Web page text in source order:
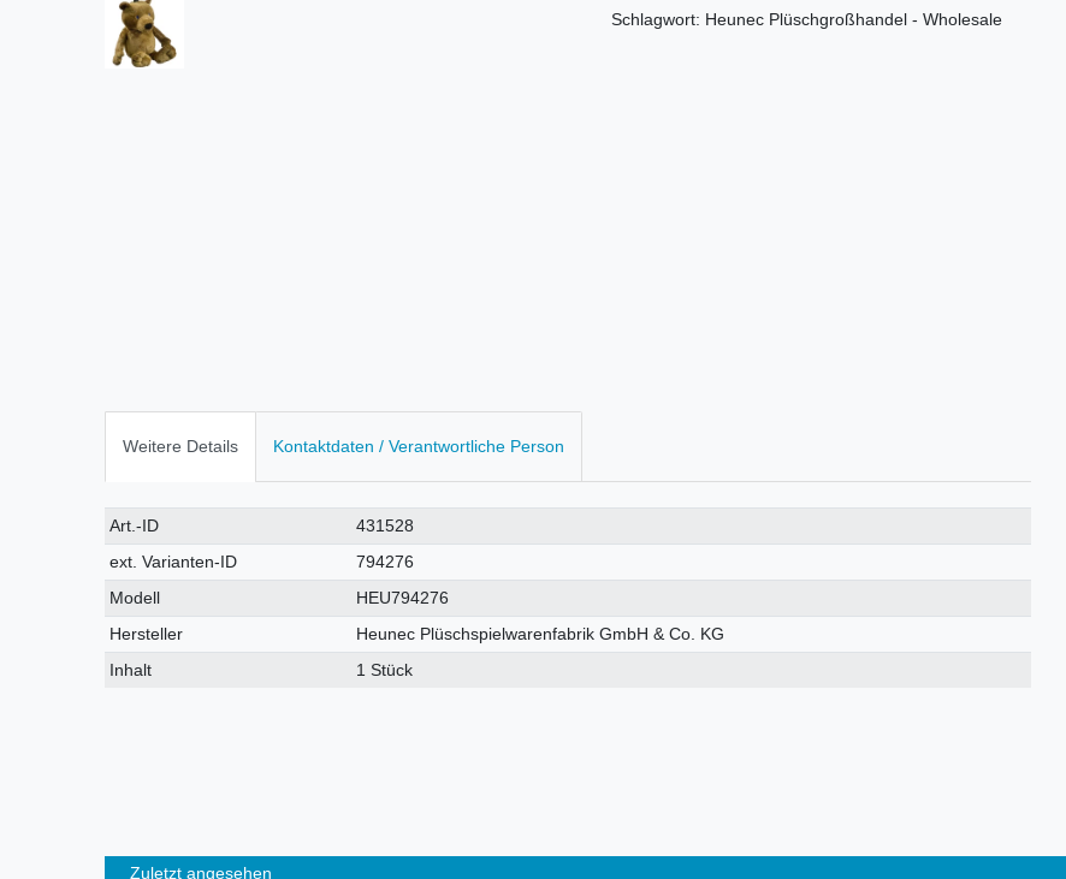
Schlagwort: Heunec Plüschgroßhandel - Wholesale
Weitere Details Kontaktdaten / Verantwortliche Person
Technisches
Merkmal
Wert
Art.-ID
431528
ext. Varianten-ID
794276
Modell
HEU794276
Hersteller
Heunec Plüschspielwarenfabrik GmbH & Co. KG
Inhalt
1 Stück
Zuletzt angesehen